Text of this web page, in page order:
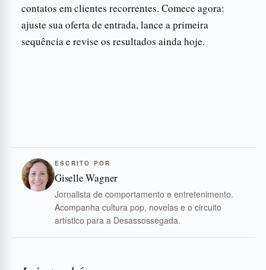
contatos em clientes recorrentes. Comece agora:
ajuste sua oferta de entrada, lance a primeira
sequência e revise os resultados ainda hoje.
ESCRITO POR
Giselle Wagner
Jornalista de comportamento e entretenimento.
Acompanha cultura pop, novelas e o circuito
artístico para a Desassossegada.